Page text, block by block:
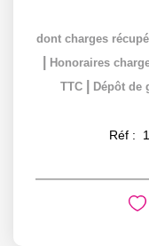
dont charges
Honoraires
TTC
Dépôt de
Réf :